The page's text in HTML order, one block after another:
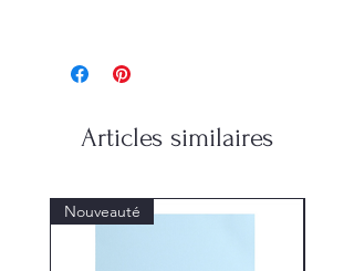
Articles similaires
Nouveauté